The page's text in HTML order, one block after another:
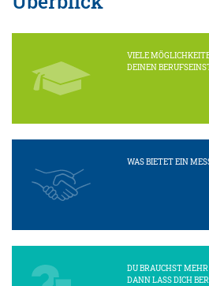
VIELE
DEINEN
WAS BIETET EIN
DU BRAUCHST
DANN LASS DICH